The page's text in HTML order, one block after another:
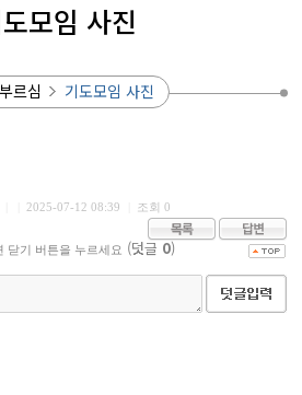
모임 사진
부르심 기도모임 사진
2025-07-12 08:39 조회 0
닫기 버튼을 누르세요 (덧글 0)